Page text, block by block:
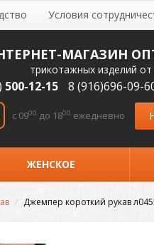
Условия
МАГАЗИН
трикотажных изделий
500-12-15 8 (916)696-09-
c 0900 до 1800 ежедневно
ЖЕНСКОЕ
Джемпер короткий рукав